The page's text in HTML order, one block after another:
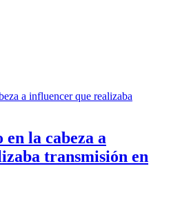
la cabeza a
transmisión en